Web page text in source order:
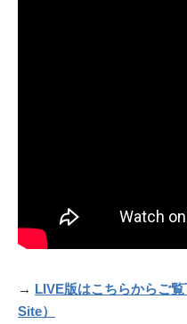
→ LIVE版はこちらからご
Site）